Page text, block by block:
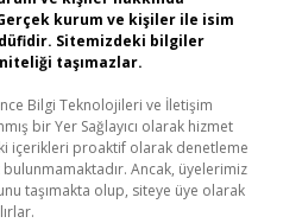
kurum ve kişiler ile isim
Sitemizdeki bilgiler
taşımazlar.
Bilgi Teknolojileri ve İletişim
bir Yer Sağlayıcı olarak hizmet
içerikleri proaktif olarak denetleme
Ancak, üyelerimiz
taşımakta olup, siteye üye olarak